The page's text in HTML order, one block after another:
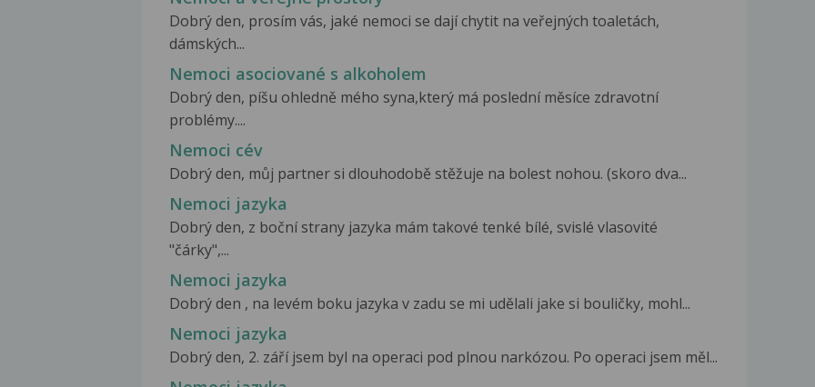
Dobrý den, prosím vás, jaké nemoci se dají chytit na veřejných toaletách,
dámských...
Nemoci asociované s alkoholem
Dobrý den, píšu ohledně mého syna,který má poslední měsíce zdravotní
problémy....
Nemoci cév
Dobrý den, můj partner si dlouhodobě stěžuje na bolest nohou. (skoro dva...
Nemoci jazyka
Dobrý den, z boční strany jazyka mám takové tenké bílé, svislé vlasovité
"čárky",...
Nemoci jazyka
Dobrý den , na levém boku jazyka v zadu se mi udělali jake si bouličky, mohl...
Nemoci jazyka
Dobrý den, 2. září jsem byl na operaci pod plnou narkózou. Po operaci jsem měl...